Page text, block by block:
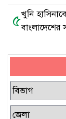
৫খুনি
বাংলাদেশের